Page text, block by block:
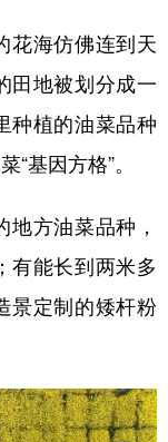
عربى
한국어
海仿佛连到天
田地被划分成一
种植的油菜品种
“基因方格”。
方油菜品种，
有能长到两米多
景定制的矮杆粉